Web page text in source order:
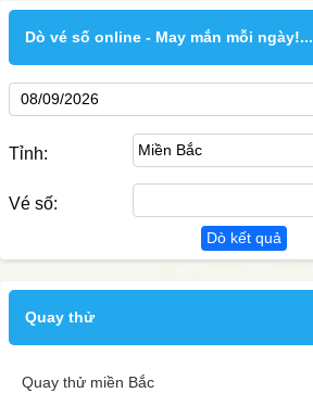
Dò vé số online - May mắn mỗi ngày!...
Tỉnh:
Vé số:
Dò kết quả
Quay thử
Quay thử miền Bắc